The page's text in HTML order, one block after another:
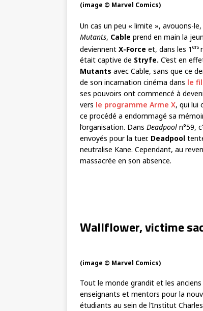
(image © Marvel Comics)
Un cas un peu « limite », avouons-
Mutants, Cable prend en main la
deviennent X-Force et, dans les 1 ers
était captive de Stryfe. C’est en
Mutants avec Cable, sans que ce
de son incarnation cinéma dans le
ses pouvoirs ont commencé à
vers le programme Arme X, qui lui
ce procédé a endommagé sa
l’organisation. Dans Deadpool n°59,
envoyés pour la tuer. Deadpool
neutralise Kane. Cependant, au
massacrée en son absence.
Wallflower, victime
(image © Marvel Comics)
Tout le monde grandit et les anciens
enseignants et mentors pour la
étudiants au sein de l’Institut